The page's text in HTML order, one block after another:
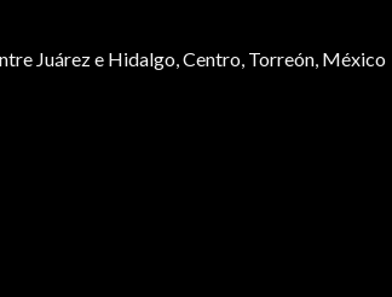
Juárez e Hidalgo, Centro, Torreón, México